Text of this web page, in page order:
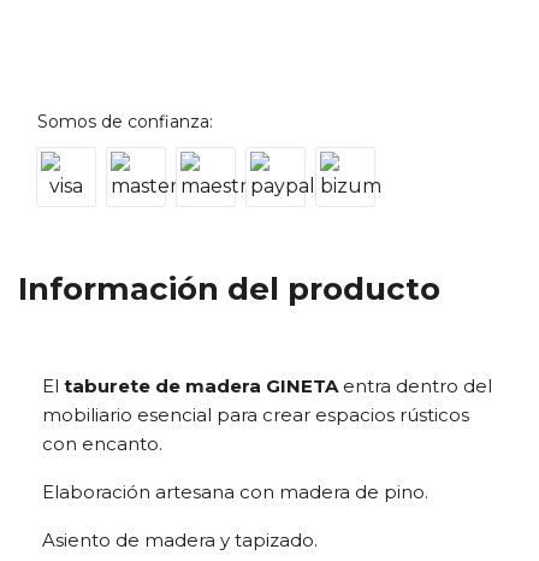
Somos de confianza:
Información del producto
El taburete de madera GINETA entra dentro del
mobiliario esencial para crear espacios rústicos
con encanto.
Elaboración artesana con madera de pino.
Asiento de madera y tapizado.